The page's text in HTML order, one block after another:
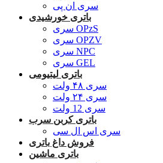
سری ان پی
باتری خورشیدی
سری OPzS
سری OPZV
سری NPC
سری GEL
باتری لیتیومی
سری ۴۸ ولت
سری ۲۴ ولت
سری 12 ولت
باتری کربن سرب
سری اس ال سی
فروش داغ باتری
باتری ماشین